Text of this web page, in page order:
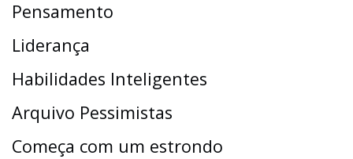
Pensamento
Liderança
Habilidades Inteligentes
Arquivo Pessimistas
Começa com um estrondo